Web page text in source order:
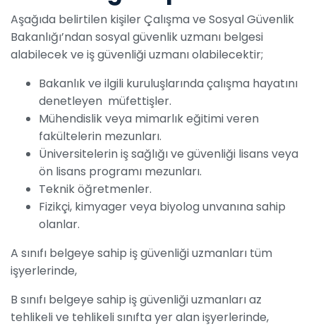
Aşağıda belirtilen kişiler Çalışma ve Sosyal Güvenlik
Bakanlığı’ndan sosyal güvenlik uzmanı belgesi
alabilecek ve iş güvenliği uzmanı olabilecektir;
Bakanlık ve ilgili kuruluşlarında çalışma hayatını
denetleyen müfettişler.
Mühendislik veya mimarlık eğitimi veren
fakültelerin mezunları.
Üniversitelerin iş sağlığı ve güvenliği lisans veya
ön lisans programı mezunları.
Teknik öğretmenler.
Fizikçi, kimyager veya biyolog unvanına sahip
olanlar.
A sınıfı belgeye sahip iş güvenliği uzmanları tüm
işyerlerinde,
B sınıfı belgeye sahip iş güvenliği uzmanları az
tehlikeli ve tehlikeli sınıfta yer alan işyerlerinde,